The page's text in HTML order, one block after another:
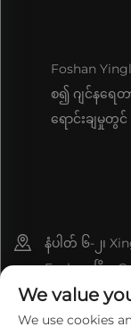
Foshan
စ၍ ဂျင်နရေ
ရောင်းချမှု
နံပါတ် ၆-၂၊
Foshan မြို့၊
8618676517177
We value
We use cookies